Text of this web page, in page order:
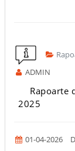
ADMIN
Rapoarte
2025
01-04-2026